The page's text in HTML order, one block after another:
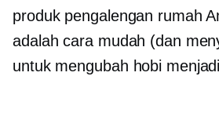
produk pengalengan rumah
adalah cara mudah (dan
untuk mengubah hobi